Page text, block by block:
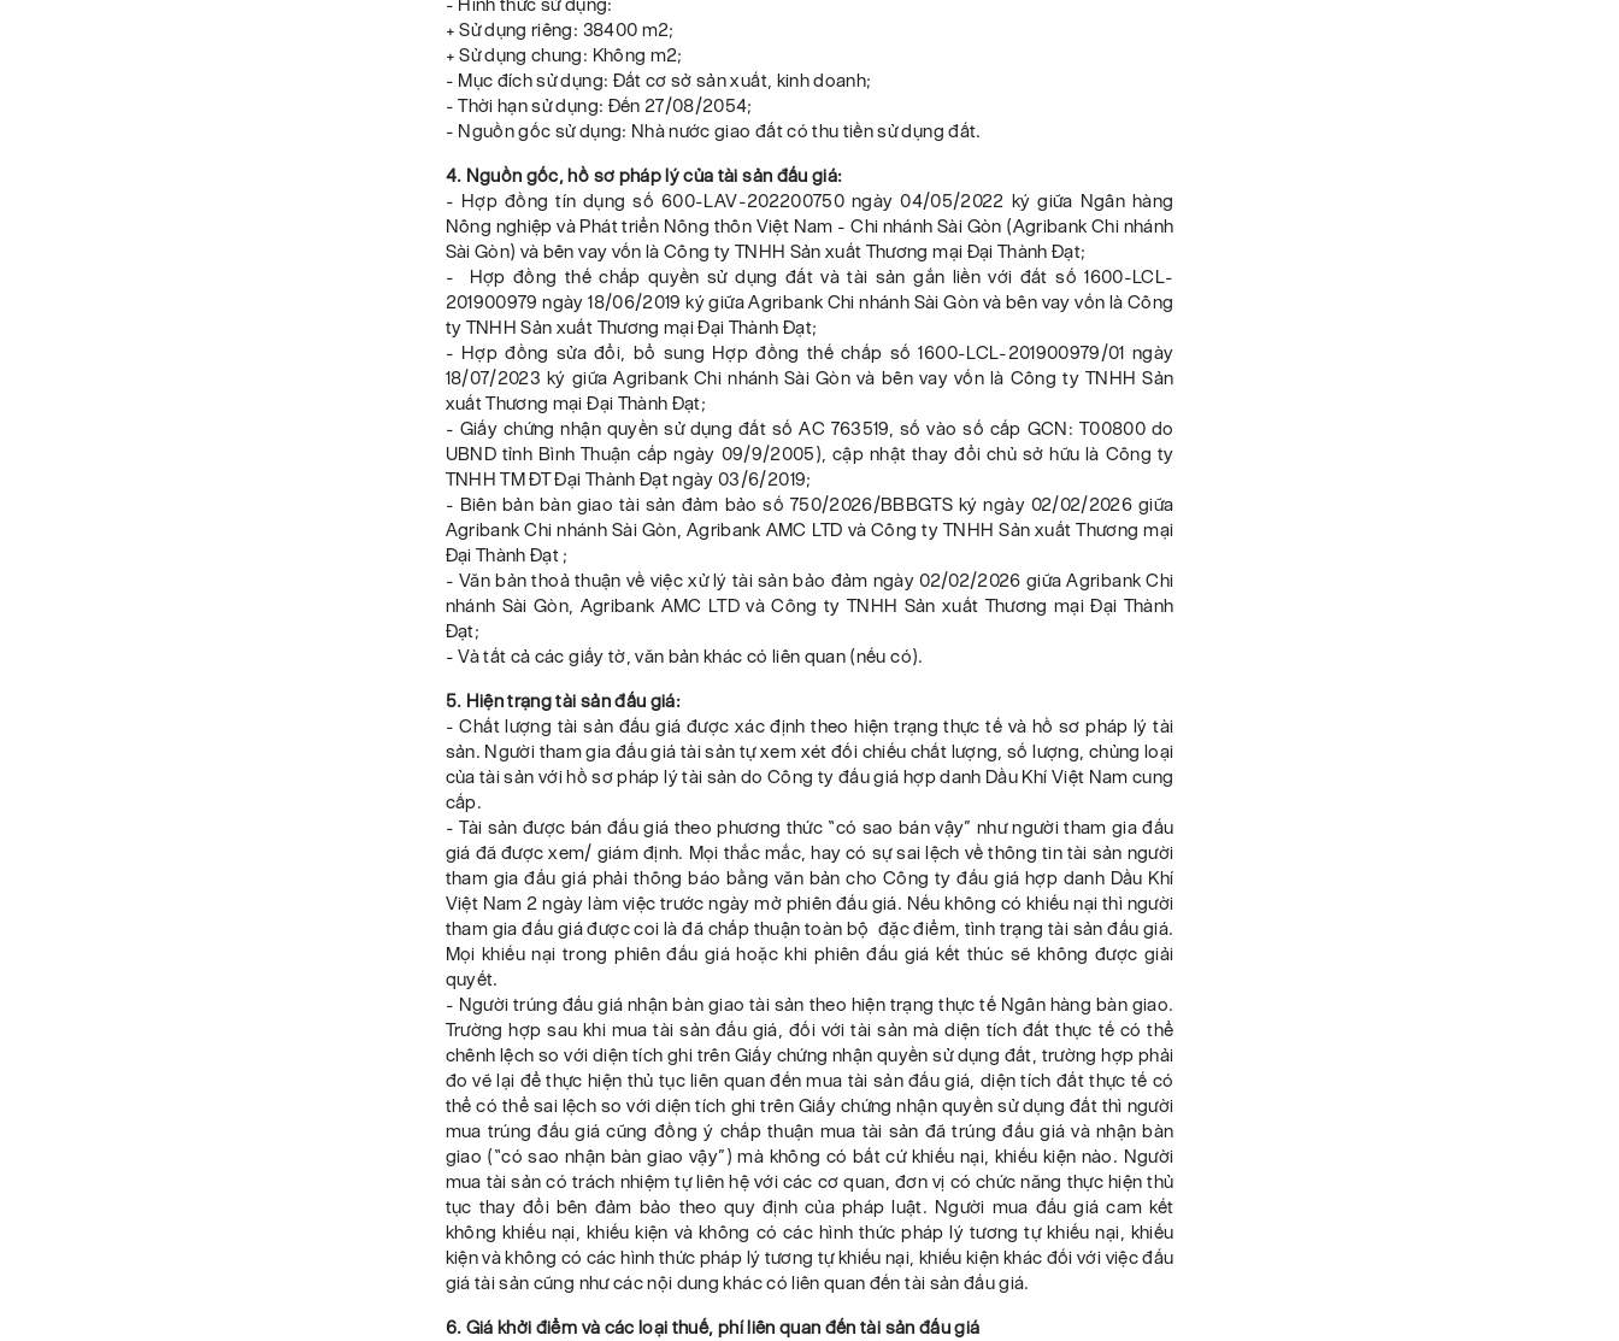
- Hình thức sử dụng:
+ Sử dụng riêng: 38400 m2;
+ Sử dụng chung: Không m2;
- Mục đích sử dụng: Đất cơ sở sản xuất, kinh doanh;
- Thời hạn sử dụng: Đến 27/08/2054;
- Nguồn gốc sử dụng: Nhà nước giao đất có thu tiền sử dụng đất.
4. Nguồn gốc, hồ sơ pháp lý của tài sản đấu giá:
- Hợp đồng tín dụng số 600-LAV-202200750 ngày 04/05/2022 ký giữa Ngân hàng
Nông nghiệp và Phát triển Nông thôn Việt Nam - Chi nhánh Sài Gòn (Agribank Chi nhánh
Sài Gòn) và bên vay vốn là Công ty TNHH Sản xuất Thương mại Đại Thành Đạt;
- Hợp đồng thế chấp quyền sử dụng đất và tài sản gắn liền với đất số 1600-LCL-
201900979 ngày 18/06/2019 ký giữa Agribank Chi nhánh Sài Gòn và bên vay vốn là Công
ty TNHH Sản xuất Thương mại Đại Thành Đạt;
- Hợp đồng sửa đổi, bổ sung Hợp đồng thế chấp số 1600-LCL-201900979/01 ngày
18/07/2023 ký giữa Agribank Chi nhánh Sài Gòn và bên vay vốn là Công ty TNHH Sản
xuất Thương mại Đại Thành Đạt;
- Giấy chứng nhận quyền sử dụng đất số AC 763519, số vào số cấp GCN: T00800 do
UBND tỉnh Bình Thuận cấp ngày 09/9/2005), cập nhật thay đổi chủ sở hữu là Công ty
TNHH TM ĐT Đại Thành Đạt ngày 03/6/2019;
- Biên bản bàn giao tài sản đảm bảo số 750/2026/BBBGTS ký ngày 02/02/2026 giữa
Agribank Chi nhánh Sài Gòn, Agribank AMC LTD và Công ty TNHH Sản xuất Thương mại
Đại Thành Đạt ;
- Văn bản thoả thuận về việc xử lý tài sản bảo đảm ngày 02/02/2026 giữa Agribank Chi
nhánh Sài Gòn, Agribank AMC LTD và Công ty TNHH Sản xuất Thương mại Đại Thành
Đạt;
- Và tất cả các giấy tờ, văn bản khác có liên quan (nếu có).
5. Hiện trạng tài sản đấu giá:
- Chất lượng tài sản đấu giá được xác định theo hiện trạng thực tế và hồ sơ pháp lý tài
sản. Người tham gia đấu giá tài sản tự xem xét đối chiếu chất lượng, số lượng, chủng loại
của tài sản với hồ sơ pháp lý tài sản do Công ty đấu giá hợp danh Dầu Khí Việt Nam cung
cấp.
- Tài sản được bán đấu giá theo phương thức “có sao bán vậy” như người tham gia đấu
giá đã được xem/ giám định. Mọi thắc mắc, hay có sự sai lệch về thông tin tài sản người
tham gia đấu giá phải thông báo bằng văn bản cho Công ty đấu giá hợp danh Dầu Khí
Việt Nam 2 ngày làm việc trước ngày mở phiên đấu giá. Nếu không có khiếu nại thì người
tham gia đấu giá được coi là đã chấp thuận toàn bộ đặc điểm, tình trạng tài sản đấu giá.
Mọi khiếu nại trong phiên đấu giá hoặc khi phiên đấu giá kết thúc sẽ không được giải
quyết.
- Người trúng đấu giá nhận bàn giao tài sản theo hiện trạng thực tế Ngân hàng bàn giao.
Trường hợp sau khi mua tài sản đấu giá, đối với tài sản mà diện tích đất thực tế có thể
chênh lệch so với diện tích ghi trên Giấy chứng nhận quyền sử dụng đất, trường hợp phải
đo vẽ lại để thực hiện thủ tục liên quan đến mua tài sản đấu giá, diện tích đất thực tế có
thể có thể sai lệch so với diện tích ghi trên Giấy chứng nhận quyền sử dụng đất thì người
mua trúng đấu giá cũng đồng ý chấp thuận mua tài sản đã trúng đấu giá và nhận bàn
giao (“có sao nhận bàn giao vậy”) mà không có bất cứ khiếu nại, khiếu kiện nào. Người
mua tài sản có trách nhiệm tự liên hệ với các cơ quan, đơn vị có chức năng thực hiện thủ
tục thay đổi bên đảm bảo theo quy định của pháp luật. Người mua đấu giá cam kết
không khiếu nại, khiếu kiện và không có các hình thức pháp lý tương tự khiếu nại, khiếu
kiện và không có các hình thức pháp lý tương tự khiếu nại, khiếu kiện khác đối với việc đấu
giá tài sản cũng như các nội dung khác có liên quan đến tài sản đấu giá.
6. Giá khởi điểm và các loại thuế, phí liên quan đến tài sản đấu giá